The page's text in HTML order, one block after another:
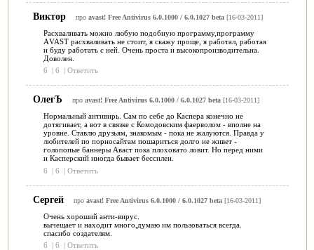
Виктор про avast! Free Antivirus 6.0.1000 / 6.0.1027 beta[16-03-2011]
Расхваливать можно любую подобную программу,программу
АVAST расхваливать не стоит, я скажу проще, я работал, работая
и буду работать с ней. Очень проста и высокопроизводительна.
Доволен.
6
| 6 | Ответить
ОлегЪ про avast! Free Antivirus 6.0.1000 / 6.0.1027 beta[16-03-2011]
Нормальный антивирь. Сам по себе до Каспера конечно не
дотягивает, а вот в связке с Комодовским фаерволом - вполне на
уровне. Ставлю друзьям, знакомым - пока не жалуются. Правда у
любителей по порносайтам пошариться долго не живет -
голопопые баннеры Аваст пока плоховато ловит. Но перед ними
и Касперский иногда бывает бессилен.
6
| 6 | Ответить
Сергей про avast! Free Antivirus 6.0.1000 / 6.0.1027 beta[16-03-2011]
Очень хороший анти-вирус.
вычещает и находит много,думаю им пользоваться всегда.
спасибо создателям.
6
| 6 | Ответить